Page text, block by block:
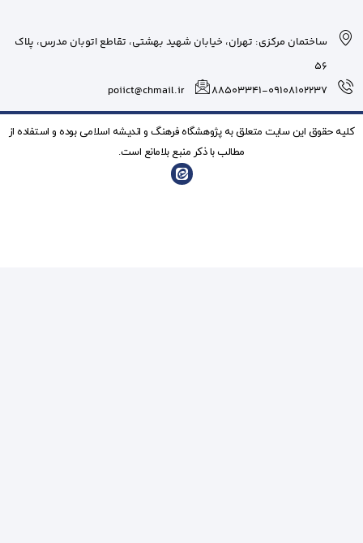
شهید بهشتی، تقاطع اتوبان مدرس، پلاک
poiict@chmail.ir
فرهنگ و انديشه اسلامی بوده و استفاده از